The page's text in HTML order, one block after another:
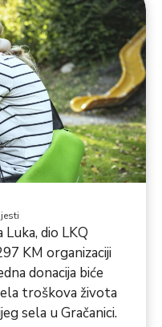
Luka, dio LKQ
KM organizaciji
donacija biće
troškova života
sela u Gračanici.